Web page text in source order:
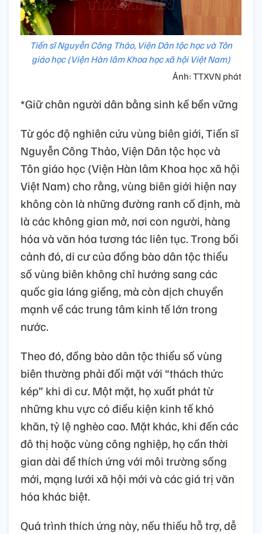
Tiến sĩ Nguyễn Công Thảo, Viện Dân tộc học và Tôn
giáo học (Viện Hàn lâm Khoa học xã hội Việt Nam)
Ảnh: TTXVN phát
*Giữ chân người dân bằng sinh kế bền vững
Từ góc độ nghiên cứu vùng biên giới, Tiến sĩ
Nguyễn Công Thảo, Viện Dân tộc học và
Tôn giáo học (Viện Hàn lâm Khoa học xã hội
Việt Nam) cho rằng, vùng biên giới hiện nay
không còn là những đường ranh cố định, mà
là các không gian mở, nơi con người, hàng
hóa và văn hóa tương tác liên tục. Trong bối
cảnh đó, di cư của đồng bào dân tộc thiểu
số vùng biên không chỉ hướng sang các
quốc gia láng giềng, mà còn dịch chuyển
mạnh về các trung tâm kinh tế lớn trong
nước.
Theo đó, đồng bào dân tộc thiểu số vùng
biên thường phải đối mặt với “thách thức
kép” khi di cư. Một mặt, họ xuất phát từ
những khu vực có điều kiện kinh tế khó
khăn, tỷ lệ nghèo cao. Mặt khác, khi đến các
đô thị hoặc vùng công nghiệp, họ cần thời
gian dài để thích ứng với môi trường sống
mới, mạng lưới xã hội mới và các giá trị văn
hóa khác biệt.
Quá trình thích ứng này, nếu thiếu hỗ trợ, dễ